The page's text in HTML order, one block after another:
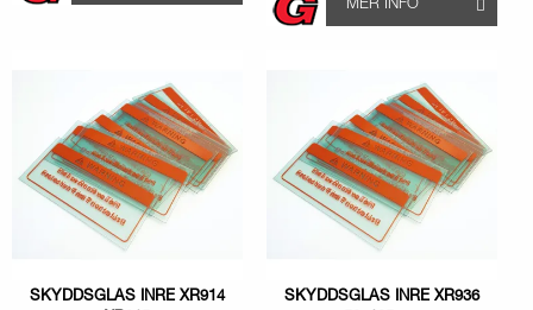
MER INFO
SKYDDSGLAS INRE XR914
SKYDDSGLAS INRE XR936